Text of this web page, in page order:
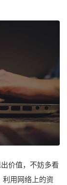
价值，不妨多看
用网络上的资